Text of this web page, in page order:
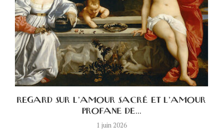
REGARD SUR L’AMOUR SACRÉ ET L’AMOUR
PROFANE DE...
1 juin 2026